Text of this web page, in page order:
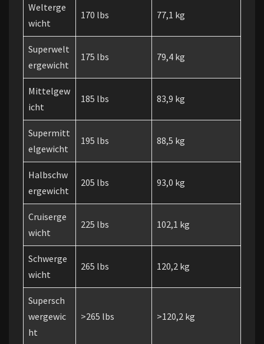
Welterge
wicht
170 lbs 77,1 kg
Superwelt
ergewicht
175 lbs 79,4 kg
Mittelgew
icht
185 lbs 83,9 kg
Supermitt
elgewicht
195 lbs 88,5 kg
Halbschw
ergewicht
205 lbs 93,0 kg
Cruiserge
wicht
225 lbs 102,1 kg
Schwerge
wicht
265 lbs 120,2 kg
Supersch
wergewic
ht
>265 lbs >120,2 kg